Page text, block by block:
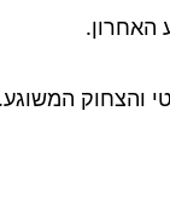
האחרון.
והצחוק המשוגע.